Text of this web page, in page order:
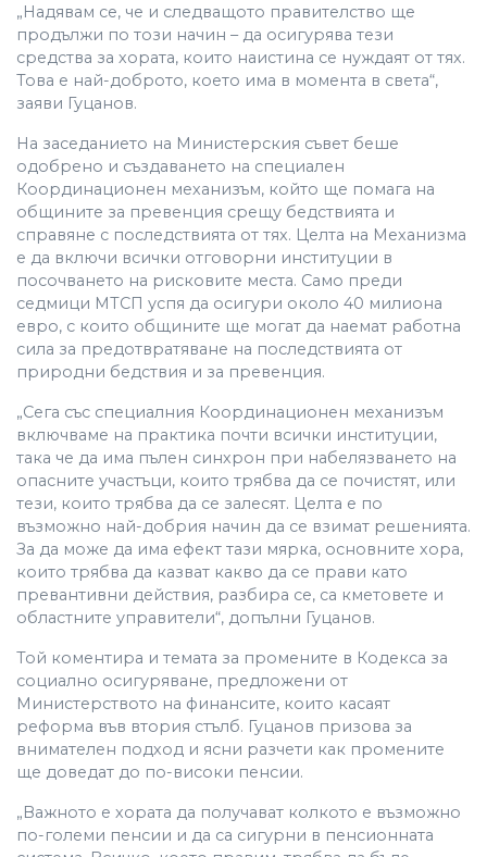
„Надявам се, че и следващото правителство ще
продължи по този начин – да осигурява тези
средства за хората, които наистина се нуждаят от тях.
Това е най-доброто, което има в момента в света“,
заяви Гуцанов.
На заседанието на Министерския съвет беше
одобрено и създаването на специален
Координационен механизъм, който ще помага на
общините за превенция срещу бедствията и
справяне с последствията от тях. Целта на Механизма
е да включи всички отговорни институции в
посочването на рисковите места. Само преди
седмици МТСП успя да осигури около 40 милиона
евро, с които общините ще могат да наемат работна
сила за предотвратяване на последствията от
природни бедствия и за превенция.
„Сега със специалния Координационен механизъм
включваме на практика почти всички институции,
така че да има пълен синхрон при набелязването на
опасните участъци, които трябва да се почистят, или
тези, които трябва да се залесят. Целта е по
възможно най-добрия начин да се взимат решенията.
За да може да има ефект тази мярка, основните хора,
които трябва да казват какво да се прави като
превантивни действия, разбира се, са кметовете и
областните управители“, допълни Гуцанов.
Той коментира и темата за промените в Кодекса за
социално осигуряване, предложени от
Министерството на финансите, които касаят
реформа във втория стълб. Гуцанов призова за
внимателен подход и ясни разчети как промените
ще доведат до по-високи пенсии.
„Важното е хората да получават колкото е възможно
по-големи пенсии и да са сигурни в пенсионната